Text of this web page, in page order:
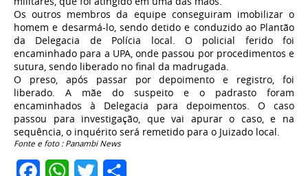
Os outros membros da equipe conseguiram imobilizar o
homem e desarmá-lo, sendo detido e conduzido ao Plantão
da Delegacia de Polícia local. O policial ferido foi
encaminhado para a UPA, onde passou por procedimentos e
sutura, sendo liberado no final da madrugada.
O preso, após passar por depoimento e registro, foi
liberado. A mãe do suspeito e o padrasto foram
encaminhados à Delegacia para depoimentos. O caso
passou para investigação, que vai apurar o caso, e na
sequência, o inquérito será remetido para o Juizado local.
Fonte e foto : Panambi News
FacebookWhatsApp
Twitter